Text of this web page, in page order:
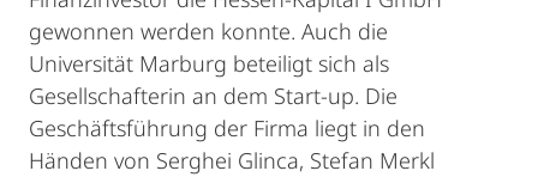
gewonnen werden konnte. Auch die
Universität Marburg beteiligt sich als
Gesellschafterin an dem Start-up. Die
Geschäftsführung der Firma liegt in den
Händen von Serghei Glinca, Stefan Merkl